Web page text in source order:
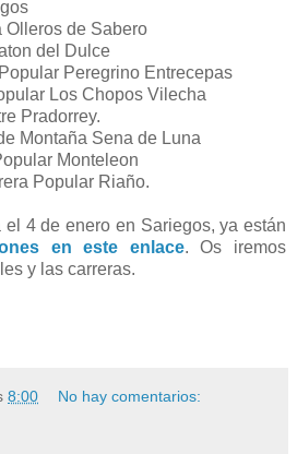
Olleros de Sabero
del Dulce
Peregrino Entrecepas
Los Chopos Vilecha
Pradorrey.
Montaña Sena de Luna
Monteleon
Popular Riaño.
el 4 de enero en Sariegos, ya están
en este enlace. Os iremos
y las carreras.
8:00 No hay comentarios: